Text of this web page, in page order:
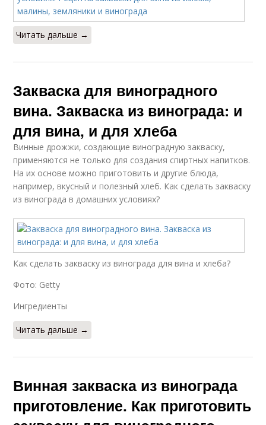
Читать дальше →
Закваска для виноградного
вина. Закваска из винограда: и
для вина, и для хлеба
Винные дрожжи, создающие виноградную закваску,
применяются не только для создания спиртных напитков.
На их основе можно приготовить и другие блюда,
например, вкусный и полезный хлеб. Как сделать закваску
из винограда в домашних условиях?
Как сделать закваску из винограда для вина и хлеба?
Фото: Getty
Ингредиенты
Читать дальше →
Винная закваска из винограда
приготовление. Как приготовить